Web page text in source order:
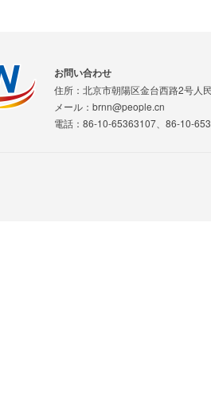
お問い合わせ
住所：北京市朝陽区金台西路2号人
メール：brnn@people.cn
電話：86-10-65363107、86-10-